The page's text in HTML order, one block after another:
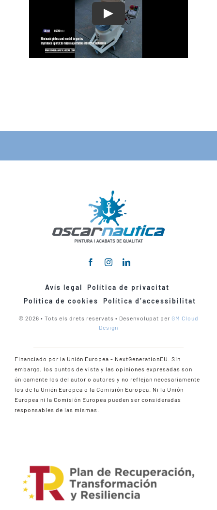
Play
Avís legal
Política de privacitat
Política de cookies
Política d’accessibilitat
© 2026 • Tots els drets reservats • Desenvolupat per GM Cloud
Design
Financiado por la Unión Europea - NextGenerationEU. Sin
embargo, los puntos de vista y las opiniones expresadas son
únicamente los del autor o autores y no reflejan necesariamente
los de la Unión Europea o la Comisión Europea. Ni la Unión
Europea ni la Comisión Europea pueden ser consideradas
responsables de las mismas.